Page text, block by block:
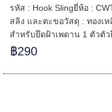
รหัส : Hook Slingยี่ห้อ :
สลิง และตะขอวัสดุ : ทองเ
สำหรับยึดฝ้าเพดาน 1 ตัวตั
฿290